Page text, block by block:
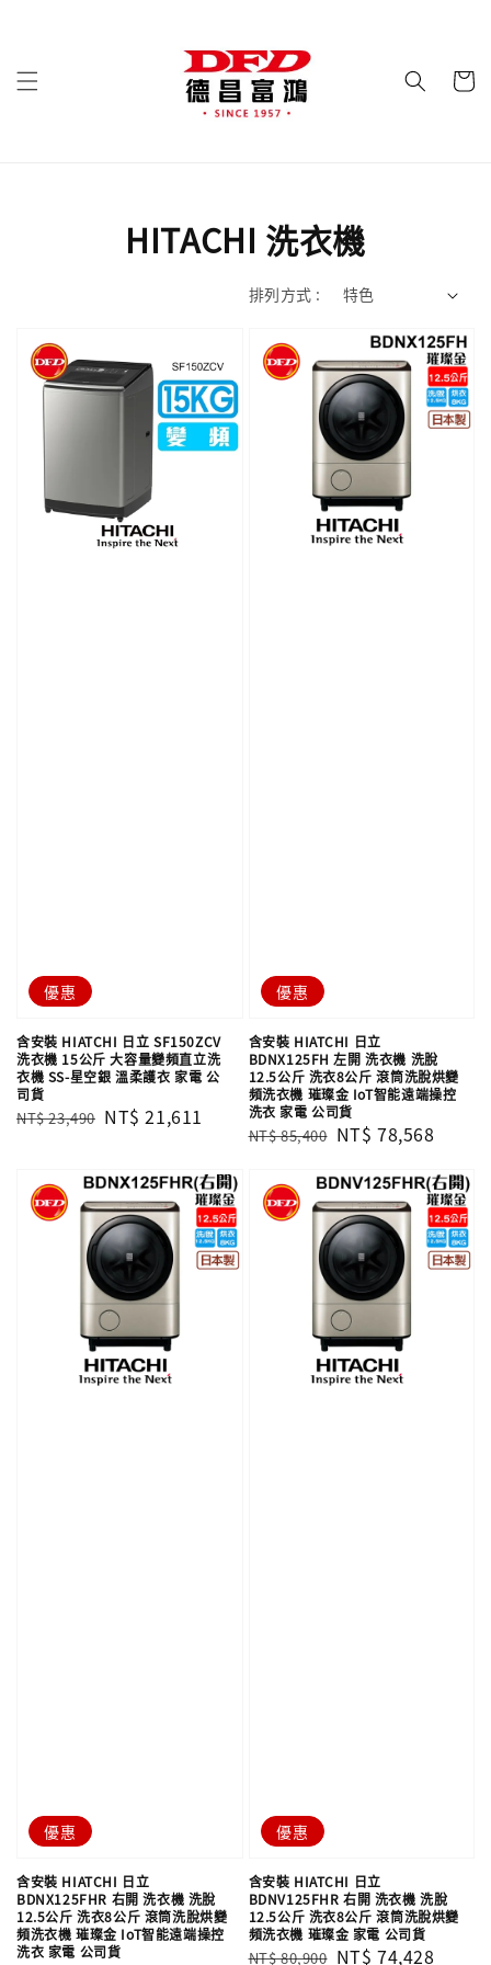
HITACHI 洗衣機
排列方式 :
優惠
含安裝 HIATCHI 日立 SF150ZCV
洗衣機 15公斤 大容量變頻直立洗
衣機 SS-星空銀 溫柔護衣 家電 公
司貨
Regular
NT$ 23,490 Sale
NT$ 21,611
優惠
含安裝 HIATCHI 日立
BDNX125FH 左開 洗衣機 洗脫
12.5公斤 洗衣8公斤 滾筒洗脫烘變
頻洗衣機 璀璨金 IoT智能遠端操控
洗衣 家電 公司貨
Regular
NT$ 85,400 Sale
NT$ 78,568
優惠
含安裝 HIATCHI 日立
BDNX125FHR 右開 洗衣機 洗脫
12.5公斤 洗衣8公斤 滾筒洗脫烘變
頻洗衣機 璀璨金 IoT智能遠端操控
洗衣 家電 公司貨
優惠
含安裝 HIATCHI 日立
BDNV125FHR 右開 洗衣機 洗脫
12.5公斤 洗衣8公斤 滾筒洗脫烘變
頻洗衣機 璀璨金 家電 公司貨
Regular
NT$ 80,900 Sale
NT$ 74,428